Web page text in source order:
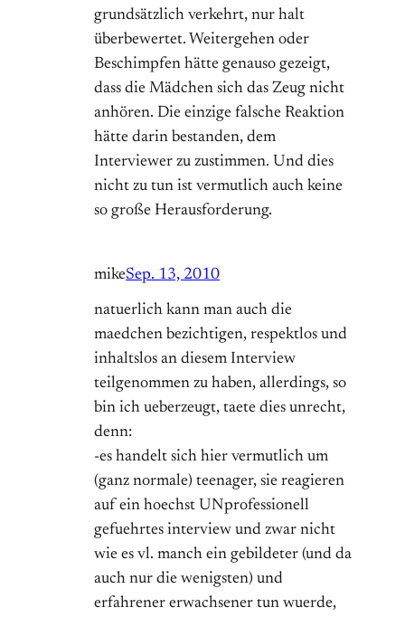
grundsätzlich verkehrt, nur halt
überbewertet. Weitergehen oder
Beschimpfen hätte genauso gezeigt,
dass die Mädchen sich das Zeug nicht
anhören. Die einzige falsche Reaktion
hätte darin bestanden, dem
Interviewer zu zustimmen. Und dies
nicht zu tun ist vermutlich auch keine
so große Herausforderung.
mikeSep. 13, 2010
natuerlich kann man auch die
maedchen bezichtigen, respektlos und
inhaltslos an diesem Interview
teilgenommen zu haben, allerdings, so
bin ich ueberzeugt, taete dies unrecht,
denn:
-es handelt sich hier vermutlich um
(ganz normale) teenager, sie reagieren
auf ein hoechst UNprofessionell
gefuehrtes interview und zwar nicht
wie es vl. manch ein gebildeter (und da
auch nur die wenigsten) und
erfahrener erwachsener tun wuerde,